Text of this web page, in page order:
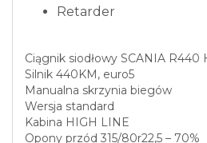
Retarder
Ciągnik siodłowy SCANIA R440
Silnik 440KM, euro5
Manualna skrzynia biegów
Wersja standard
Kabina HIGH LINE
Opony przód 315/80r22,5 – 70%